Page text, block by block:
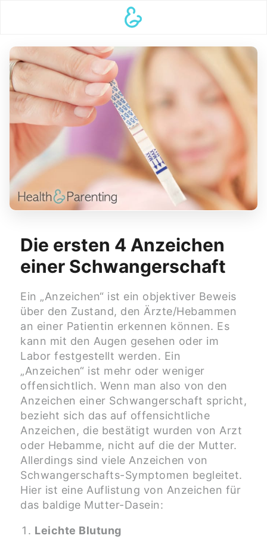
Die ersten 4 Anzeichen
einer Schwangerschaft
Ein „Anzeichen“ ist ein objektiver Beweis
über den Zustand, den Ärzte/Hebammen
an einer Patientin erkennen können. Es
kann mit den Augen gesehen oder im
Labor festgestellt werden. Ein
„Anzeichen“ ist mehr oder weniger
offensichtlich. Wenn man also von den
Anzeichen einer Schwangerschaft spricht,
bezieht sich das auf offensichtliche
Anzeichen, die bestätigt wurden von Arzt
oder Hebamme, nicht auf die der Mutter.
Allerdings sind viele Anzeichen von
Schwangerschafts-Symptomen begleitet.
Hier ist eine Auflistung von Anzeichen für
das baldige Mutter-Dasein:
Leichte Blutung